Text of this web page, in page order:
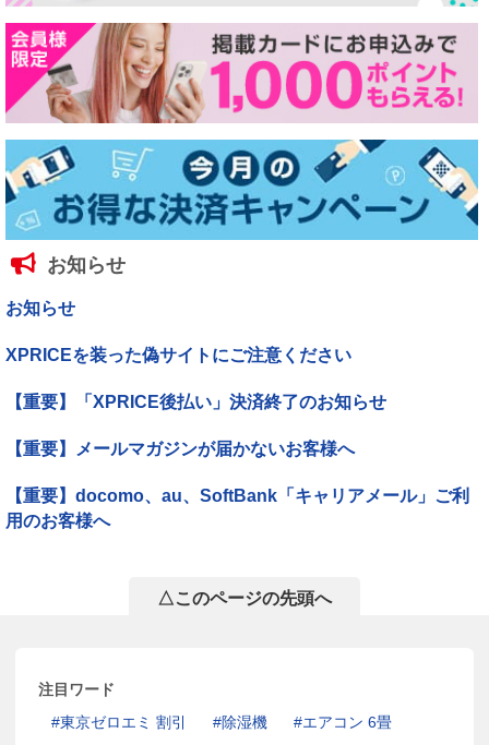
お知らせ
お知らせ
XPRICEを装った偽サイトにご注意ください
【重要】「XPRICE後払い」決済終了のお知らせ
【重要】メールマガジンが届かないお客様へ
【重要】docomo、au、SoftBank「キャリアメール」ご利
用のお客様へ
△このページの先頭へ
注目ワード
東京ゼロエミ 割引
除湿機
エアコン 6畳